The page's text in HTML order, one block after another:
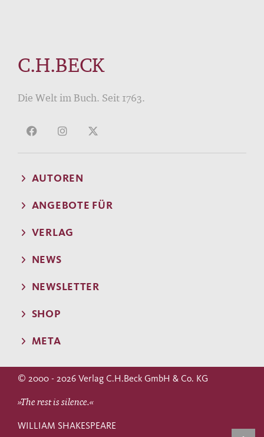
C.H.BECK
Die Welt im Buch. Seit 1763.
AUTOREN
ANGEBOTE FÜR
VERLAG
NEWS
NEWSLETTER
SHOP
META
© 2000 - 2026 Verlag C.H.Beck GmbH & Co. KG
»The rest is silence.«
WILLIAM SHAKESPEARE